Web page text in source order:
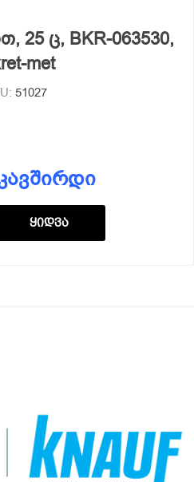
25 ც, BKR-063530,
met
51027